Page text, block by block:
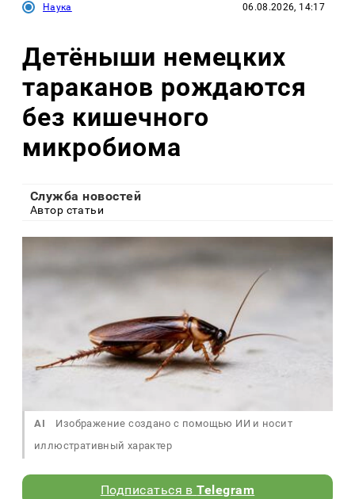
Наука 06.08.2026, 14:17
Детёныши немецких
тараканов рождаются
без кишечного
микробиома
Служба новостей
Автор статьи
AI
Изображение создано с помощью ИИ и носит
иллюстративный характер
Подписаться вTelegram